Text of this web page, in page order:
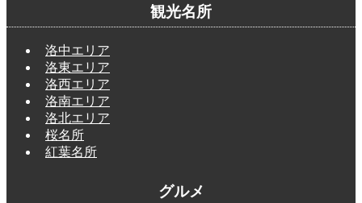
観光名所
洛中エリア
洛東エリア
洛西エリア
洛南エリア
洛北エリア
桜名所
紅葉名所
グルメ